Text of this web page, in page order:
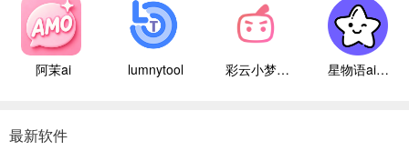
阿茉ai lumnytool 彩云小梦国际版 星物语ai聊天
最新软件